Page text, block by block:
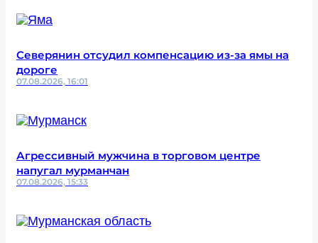
Северянин отсудил компенсацию из-за ямы на
дороге
07.08.2026, 16:01
Агрессивный мужчина в торговом центре
напугал мурманчан
07.08.2026, 15:33